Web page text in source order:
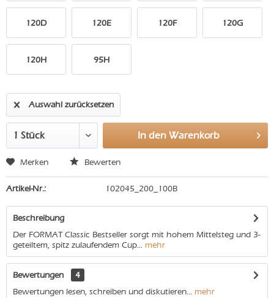
120D 120E 120F 120G
120H 95H
Auswahl zurücksetzen
In den Warenkorb
Merken Bewerten
Artikel-Nr.: 102045_200_100B
Beschreibung
Der FORMAT Classic Bestseller sorgt mit hohem Mittelsteg und 3-
geteiltem, spitz zulaufendem Cup... mehr
Bewertungen
4
Bewertungen lesen, schreiben und diskutieren... mehr